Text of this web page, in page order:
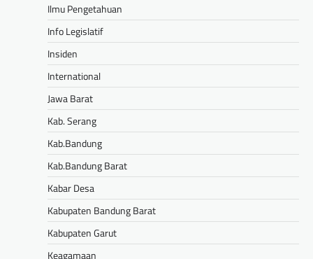
Ilmu Pengetahuan
Info Legislatif
Insiden
International
Jawa Barat
Kab. Serang
Kab.Bandung
Kab.Bandung Barat
Kabar Desa
Kabupaten Bandung Barat
Kabupaten Garut
Keagamaan